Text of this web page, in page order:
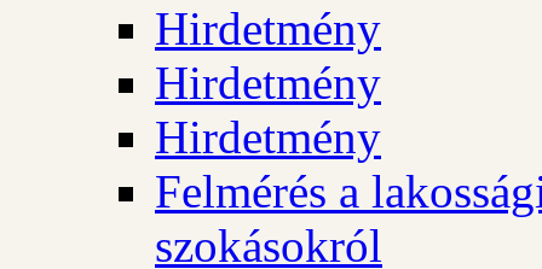
Hirdetmény
Hirdetmény
Hirdetmény
Felmérés a
szokásokról